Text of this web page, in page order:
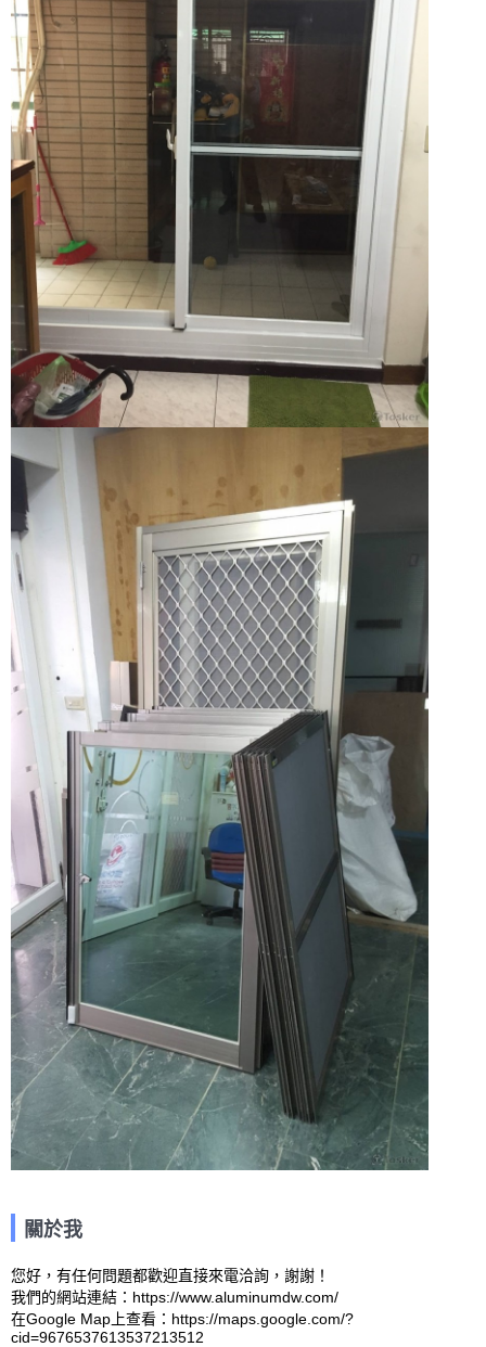
關於我
您好，有任何問題都歡迎直接來電洽詢，謝謝！
我們的網站連結：https://www.aluminumdw.com/
在Google Map上查看：https://maps.google.com/?
cid=9676537613537213512